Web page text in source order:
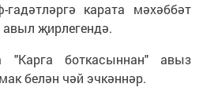
гадәтләргә карата мәхәббәт
җирлегендә.
боткасыннан" авыз
белән чәй эчкәннәр.